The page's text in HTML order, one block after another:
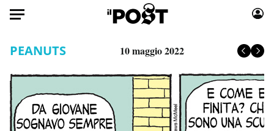
HOME
Italia
Mondo
Moda
Libri
PEANUTS 10 maggio 2022